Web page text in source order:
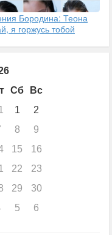
Бородина: Теона
я горжусь тобой
Сб
Вс
1
2
8
9
15
16
22
23
29
30
5 6